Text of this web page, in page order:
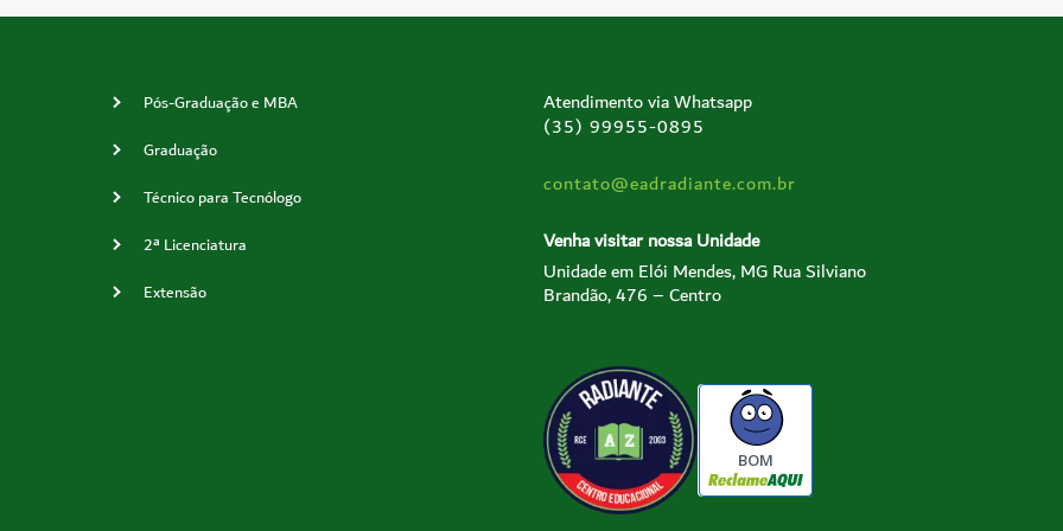
Pós-Graduação e MBA
Graduação
Técnico para Tecnólogo
2ª Licenciatura
Extensão
Atendimento via Whatsapp
(35) 99955-0895
contato@eadradiante.com.br
Venha visitar nossa Unidade
Unidade em Elói Mendes, MG Rua Silviano
Brandão, 476 – Centro
BOM